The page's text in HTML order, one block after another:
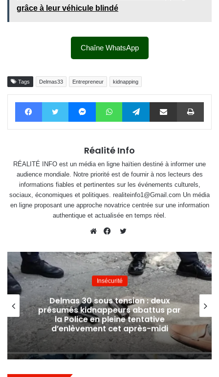
grâce à leur véhicule blindé
Chaîne WhatsApp
Tags Delmas33 Entrepreneur kidnapping
FacebookTwitter MessengerWhatsAppTelegram Partager par email
Réalité Info
RÉALITÉ INFO est un média en ligne haïtien destiné à informer une
audience mondiale. Notre priorité est de fournir à nos lecteurs des
informations fiables et pertinentes sur les événements culturels,
sociaux, économiques et politiques. realiteinfo1@Gmail.com Un média
en ligne proposant une approche novatrice centrée sur une information
authentique et actualisée en temps réel.
Insécurité
Delmas 30 sous tension : deux
présumés kidnappeurs abattus par
la Police en pleine tentative
d’enlèvement cet après-midi